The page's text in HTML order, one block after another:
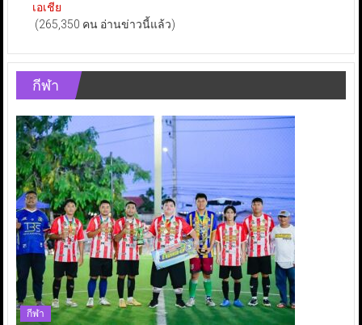
เอเชีย
(265,350 คน อ่านข่าวนี้แล้ว)
กีฬา
กีฬา